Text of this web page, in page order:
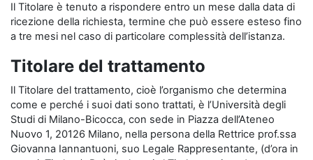
Il Titolare è tenuto a rispondere entro un mese dalla data di
ricezione della richiesta, termine che può essere esteso fino
a tre mesi nel caso di particolare complessità dell’istanza.
Titolare del trattamento
Il Titolare del trattamento, cioè l’organismo che determina
come e perché i suoi dati sono trattati, è l’Università degli
Studi di Milano-Bicocca, con sede in Piazza dell’Ateneo
Nuovo 1, 20126 Milano, nella persona della Rettrice prof.ssa
Giovanna Iannantuoni, suo Legale Rappresentante, (d’ora in